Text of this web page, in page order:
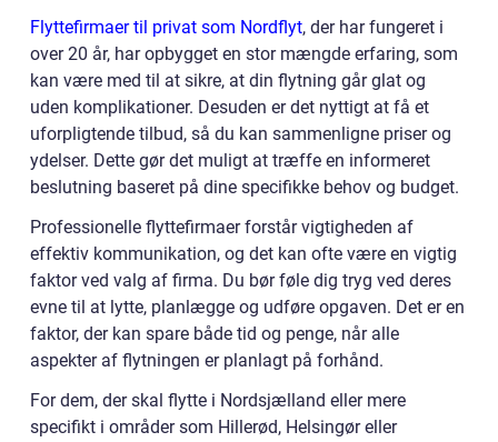
Flyttefirmaer til privat som Nordflyt, der har fungeret i
over 20 år, har opbygget en stor mængde erfaring, som
kan være med til at sikre, at din flytning går glat og
uden komplikationer. Desuden er det nyttigt at få et
uforpligtende tilbud, så du kan sammenligne priser og
ydelser. Dette gør det muligt at træffe en informeret
beslutning baseret på dine specifikke behov og budget.
Professionelle flyttefirmaer forstår vigtigheden af
effektiv kommunikation, og det kan ofte være en vigtig
faktor ved valg af firma. Du bør føle dig tryg ved deres
evne til at lytte, planlægge og udføre opgaven. Det er en
faktor, der kan spare både tid og penge, når alle
aspekter af flytningen er planlagt på forhånd.
For dem, der skal flytte i Nordsjælland eller mere
specifikt i områder som Hillerød, Helsingør eller